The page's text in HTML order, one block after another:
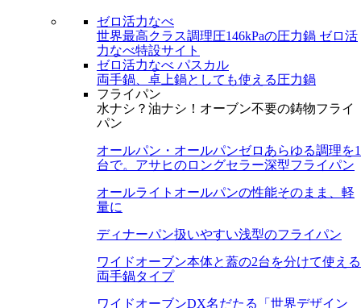
ゼロ活力なべ
世界最高クラス調理圧146kPaの圧力鍋 ゼロ活
力なべ特設サイト
ゼロ活力なべ パスカル
両手鍋、卓上鍋としても使える圧力鍋
フライパン
水ナシ？油ナシ！オーブン不要の鋳物フライ
パン
オールパン・オールパンゼロ あらゆる調理を1
台で。アサヒのロングセラー深型フライパン
オールライト オールパンの性能そのまま、軽
量に
ディナーパン扱いやすい浅型のフライパン
ワイドオーブン本体と蓋の2台を分けて使える
両手鍋タイプ
ワイドオーブンDX名だたる「世界デザイン